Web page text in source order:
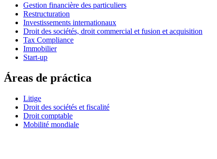
Gestion financière des particuliers
Restructuration
Investissements internationaux
Droit des sociétés, droit commercial et fusion et acquisition
Tax Compliance
Immobilier
Start-up
Áreas de práctica
Litige
Droit des sociétés et fiscalité
Droit comptable
Mobilité mondiale